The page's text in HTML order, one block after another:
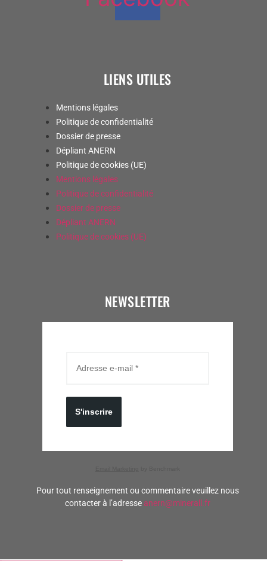
LIENS UTILES
Mentions légales
Politique de confidentialité
Dossier de presse
Dépliant ANERN
Politique de cookies (UE)
Mentions légales
Politique de confidentialité
Dossier de presse
Dépliant ANERN
Politique de cookies (UE)
NEWSLETTER
S'inscrire
Pour tout renseignement ou commentaire veuillez nous
contacter à l’adresse anern@minerall.fr